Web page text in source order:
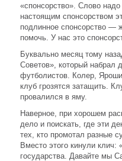
«спонсорство». Слово
настоящим спонсорством
подлинное спонсорство —
помочь. У нас это
Буквально месяц тому
Советов», который набрал
футболистов. Колер,
клуб грозятся затащить.
провалился в яму.
Наверное, при хорошем
дело и поискать, где эти
тех, кто промотал разные
Вместо этого кинули
государства. Давайте мы